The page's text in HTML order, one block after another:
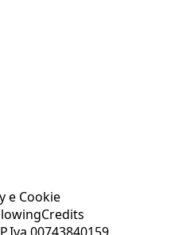
e Cookie
Credits